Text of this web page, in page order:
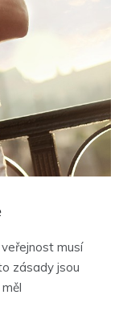
musí
zásady jsou